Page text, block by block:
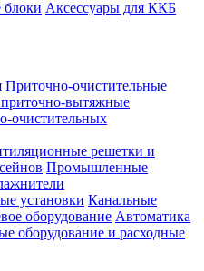
блоки Аксессуары для ККБ
Приточно-очистительные
вытяжные
очистительных
решетки и
Промышленные
установки Канальные
оборудование Автоматика
оборудование и расходные